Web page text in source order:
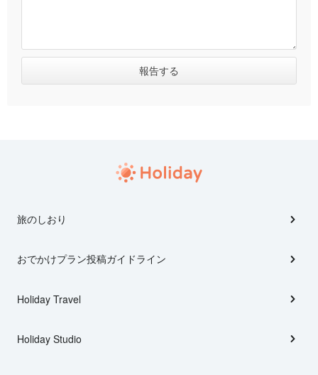
旅のしおり
おでかけプラン投稿ガイドライン
Holiday Travel
Holiday Studio